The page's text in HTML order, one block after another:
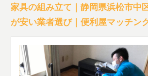
家具の組み立て｜静岡県浜松市中
が安い業者選び｜便利屋マッチン